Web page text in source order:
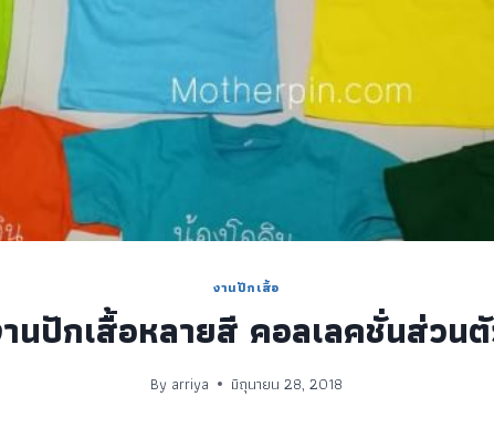
งานปักเสื้อ
นปักเสื้อหลายสี คอลเลคชั่นส่วน
By arriya มิถุนายน 28, 2018